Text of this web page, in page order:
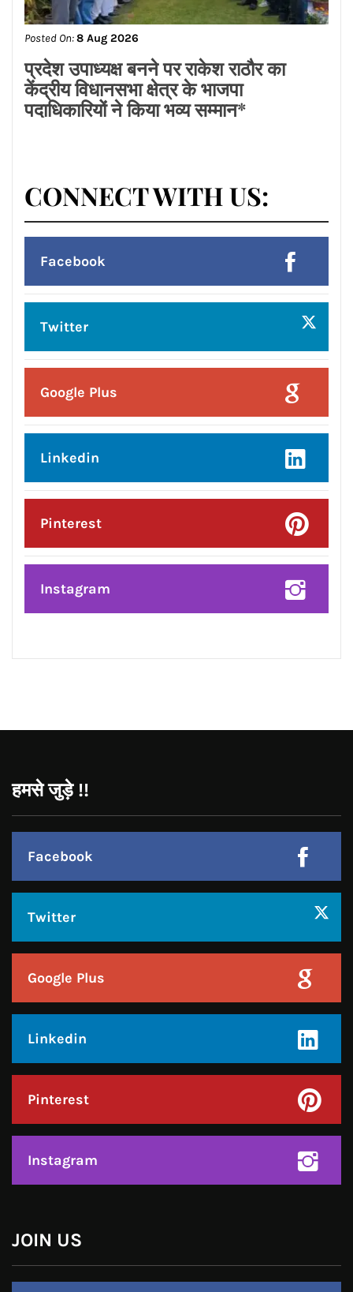
ਡਾ.ਐਸ.ਪੀ.ਸਿੰਘ ਓਬਰਾਏ ਦੇ ਯਤਨਾਂ ਸਦਕਾ
ਅਸ਼ੋਕ ਕੁਮਾਰ ਦਾ ਮ੍ਰਿਤਕ ਸਰੀਰ ਗਰੀਸ ਤੋਂ
ਭਾਰਤ ਪਹੁੰਚਿਆ
Posted On:8 Aug 2026
लायंस क्लब जालंधर’ ने लायंस भवन में मनाया
भव्य तीज महोत्सव*
Posted On:8 Aug 2026
प्रदेश उपाध्यक्ष बनने पर राकेश राठौर का
केंद्रीय विधानसभा क्षेत्र के भाजपा
पदाधिकारियों ने किया भव्य सम्मान*
Linkedin
Pinterest
Instagram
हमसे जुड़े !!